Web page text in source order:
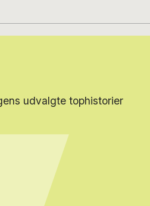
udvalgte tophistorier